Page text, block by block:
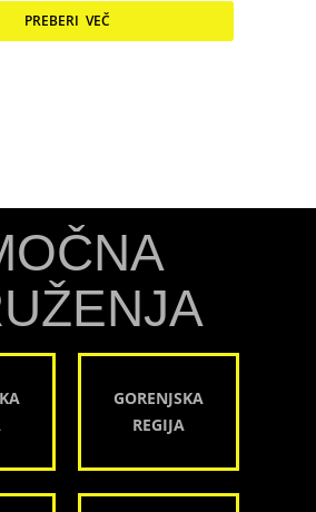
PREBERI VEČ
GORENJSKA
REGIJA